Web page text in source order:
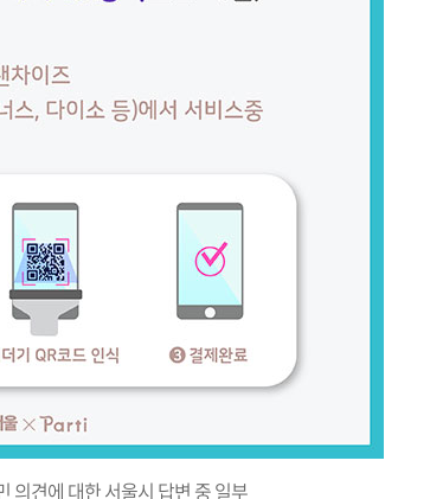
의견에 대한 서울시 답변 중 일부